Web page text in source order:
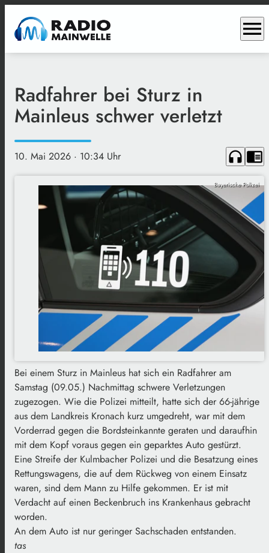
menu
Radfahrer bei Sturz in
Mainleus schwer verletzt
10. Mai 2026 · 10:34 Uhr headphones chrome_reader_mode
Bayerische Polizei
Bei einem Sturz in Mainleus hat sich ein Radfahrer am
Samstag (09.05.) Nachmittag schwere Verletzungen
zugezogen. Wie die Polizei mitteilt, hatte sich der 66-jährige
aus dem Landkreis Kronach kurz umgedreht, war mit dem
Vorderrad gegen die Bordsteinkannte geraten und daraufhin
mit dem Kopf voraus gegen ein geparktes Auto gestürzt.
Eine Streife der Kulmbacher Polizei und die Besatzung eines
Rettungswagens, die auf dem Rückweg von einem Einsatz
waren, sind dem Mann zu Hilfe gekommen. Er ist mit
Verdacht auf einen Beckenbruch ins Krankenhaus gebracht
worden.
An dem Auto ist nur geringer Sachschaden entstanden.
tas